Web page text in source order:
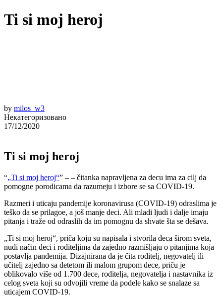
Ti si moj heroj
by milos_w3
Некатегоризовано
17/12/2020
Ti si moj heroj
“„Ti si moj heroj“” – – čitanka napravljena za decu ima za cilj da
pomogne porodicama da razumeju i izbore se sa COVID-19.
Razmeri i uticaju pandemije koronavirusa (COVID-19) odraslima je
teško da se prilagoe, a još manje deci. Ali mladi ljudi i dalje imaju
pitanja i traže od odraslih da im pomognu da shvate šta se dešava.
„Ti si moj heroj“, priča koju su napisala i stvorila deca širom sveta,
nudi način deci i roditeljima da zajedno razmišljaju o pitanjima koja
postavlja pandemija. Dizajnirana da je čita roditelj, negovatelj ili
učitelj zajedno sa detetom ili malom grupom dece, priču je
oblikovalo više od 1.700 dece, roditelja, negovatelja i nastavnika iz
celog sveta koji su odvojili vreme da podele kako se snalaze sa
uticajem COVID-19.